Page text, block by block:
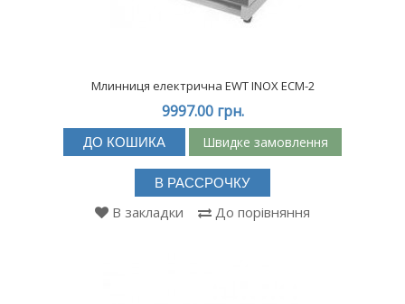
Млинниця електрична EWT INOX ECM-2
9997.00 грн.
ДО КОШИКА Швидке замовлення
В РАССРОЧКУ
В закладки До порівняння